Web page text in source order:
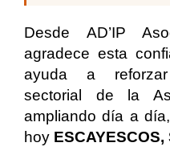
Desde AD’IP
agradece esta
ayuda a
sectorial de la
ampliando día a
hoy ESCAYESCOS,